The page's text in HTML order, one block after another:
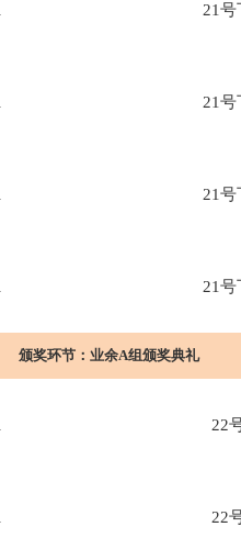
21号
21号
21号
21号
颁奖环节： 业余A组颁奖典礼
22
22